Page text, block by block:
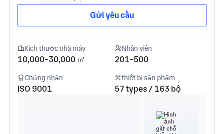
Gửi yêu cầu
Kích thước nhà máy
10,000-30,000 ㎡
Nhân viên
201-500
Chứng nhận
ISO 9001
thiết bị sản phẩm
57 types / 163 bộ